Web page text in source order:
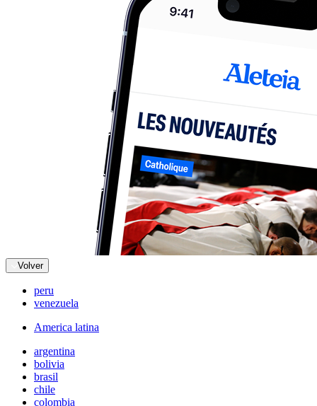
Volver
peru
venezuela
America latina
argentina
bolivia
brasil
chile
colombia